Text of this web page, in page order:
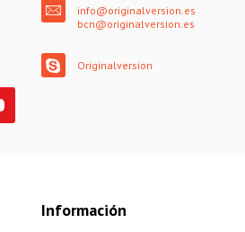
info@originalversion.es
bcn@originalversion.es
Originalversion
Información